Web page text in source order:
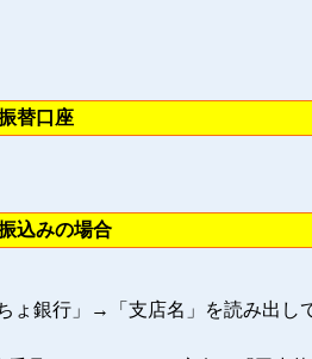
替口座
込みの場合
ょ銀行」→「支店名」を読み出し